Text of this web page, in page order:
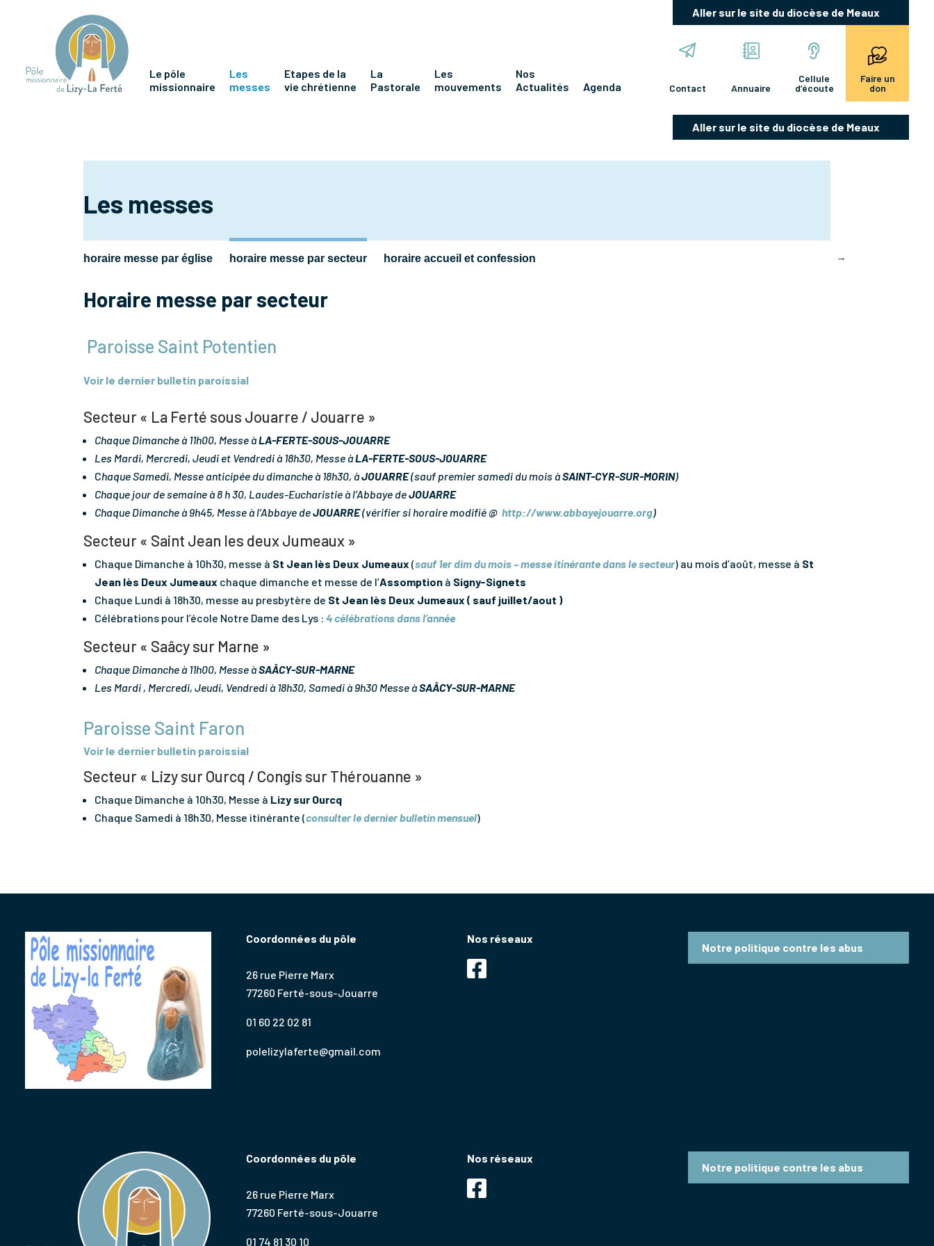
Aller sur le site du diocèse de Meaux
Le pôle
missionnaire
Les
messes
Etapes de la
vie chrétienne
La
Pastorale
Les
mouvements
Nos
Actualités
Agenda Contact Annuaire
Cellule
d’écoute
Faire un
don
Aller sur le site du diocèse de Meaux
Les messes
horaire messe par église horaire messe par secteur horaire accueil et confession
Horaire messe par secteur
Paroisse Saint Potentien
Voir le dernier bulletin paroissial
Secteur « La Ferté sous Jouarre / Jouarre »
Chaque Dimanche à 11h00, Messe à LA-FERTE-SOUS-JOUARRE
Les Mardi, Mercredi, Jeudi et Vendredi à 18h30, Messe à LA-FERTE-SOUS-JOUARRE
Chaque Samedi, Messe anticipée du dimanche à 18h30, àJOUARRE(sauf premier samedi du mois àSAINT-CYR-SUR-MORIN)
Chaque jour de semaine à 8 h 30, Laudes-Eucharistie à l’Abbaye deJOUARRE
Chaque Dimanche à 9h45, Messe à l’Abbaye deJOUARRE(vérifier si horaire modifié @ http://www.abbayejouarre.org)
Secteur « Saint Jean les deux Jumeaux »
Chaque Dimanche à 10h30, messe à St Jean lès Deux Jumeaux (sauf 1er dim du mois – messe itinérante dans le secteur) au mois d’août, messe à St
Jean lès Deux Jumeaux chaque dimanche et messe de l’Assomption à Signy-Signets
Chaque Lundi à 18h30, messe au presbytère de St Jean lès Deux Jumeaux ( sauf juillet/aout )
Célébrations pour l’école Notre Dame des Lys : 4 célébrations dans l’année
Secteur « Saâcy sur Marne »
Chaque Dimanche à 11h00, Messe àSAÂCY-SUR-MARNE
Les Mardi , Mercredi, Jeudi, Vendredi à 18h30, Samedi à 9h30 Messe àSAÂCY-SUR-MARNE
Paroisse Saint Faron
Voir le dernier bulletin paroissial
Secteur « Lizy sur Ourcq / Congis sur Thérouanne »
Chaque Dimanche à 10h30, Messe à Lizy sur Ourcq
Chaque Samedi à 18h30, Messe itinérante (consulter le dernier bulletin mensuel)
Coordonnées du pôle
26 rue Pierre Marx
77260 Ferté-sous-Jouarre
01 60 22 02 81
polelizylaferte@gmail.com
Nos réseaux
Notre politique contre les abus
Coordonnées du pôle
26 rue Pierre Marx
77260 Ferté-sous-Jouarre
01 74 81 30 10
Nos réseaux
Notre politique contre les abus